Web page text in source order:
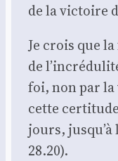
de la vic­toire
Je crois que
de
foi, non par
cette
jours,
28.20).